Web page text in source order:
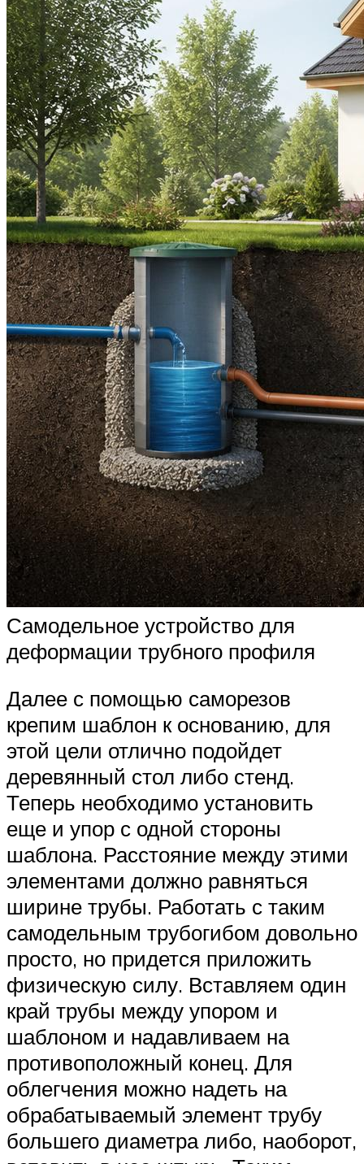
Самодельное устройство для
деформации трубного профиля
Далее с помощью саморезов
крепим шаблон к основанию, для
этой цели отлично подойдет
деревянный стол либо стенд.
Теперь необходимо установить
еще и упор с одной стороны
шаблона. Расстояние между этими
элементами должно равняться
ширине трубы. Работать с таким
самодельным трубогибом довольно
просто, но придется приложить
физическую силу. Вставляем один
край трубы между упором и
шаблоном и надавливаем на
противоположный конец. Для
облегчения можно надеть на
обрабатываемый элемент трубу
большего диаметра либо, наоборот,